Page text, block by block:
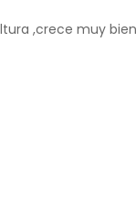
,crece muy